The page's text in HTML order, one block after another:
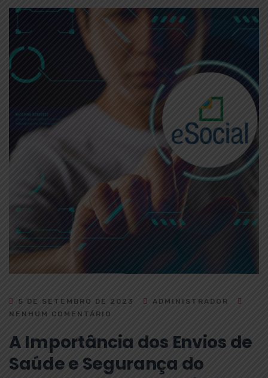
5 DE SETEMBRO DE 2023
ADMINISTRADOR
NENHUM COMENTÁRIO
A Importância dos Envios de
Saúde e Segurança do